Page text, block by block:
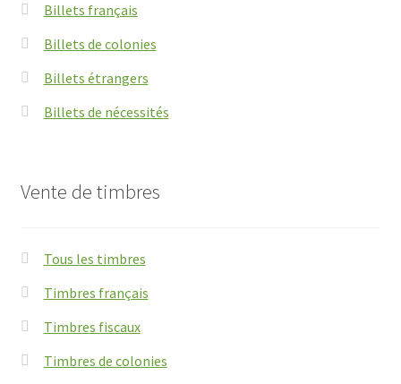
Billets français
Billets de colonies
Billets étrangers
Billets de nécessités
Vente de timbres
Tous les timbres
Timbres français
Timbres fiscaux
Timbres de colonies